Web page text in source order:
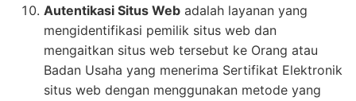
Autentikasi Situs Web adalah layanan yang
mengidentifikasi pemilik situs web dan
mengaitkan situs web tersebut ke Orang atau
Badan Usaha yang menerima Sertifikat Elektronik
situs web dengan menggunakan metode yang